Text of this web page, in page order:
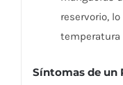
reservorio,
temperatura
Síntomas de un